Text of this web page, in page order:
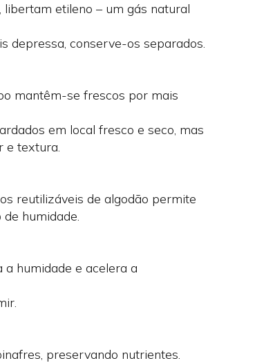
etileno – um gás natural
depressa, conserve-os separados.
mantêm-se frescos por mais
em local fresco e seco, mas
e textura.
reutilizáveis de algodão permite
humidade.
humidade e acelera a
preservando nutrientes.